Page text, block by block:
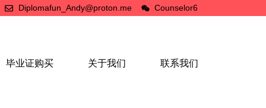
Diplomafun_Andy@proton.me Counselor6
毕业证购买 关于我们 联系我们